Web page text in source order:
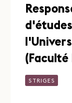
(Faculté
STRIGES